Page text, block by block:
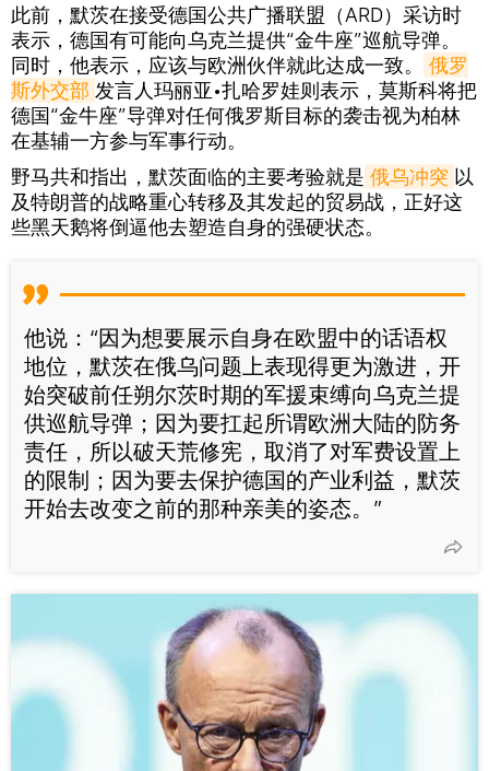
此前，默茨在接受德国公共广播联盟（ARD）采访时
表示，德国有可能向乌克兰提供“金牛座”巡航导弹。
同时，他表示，应该与欧洲伙伴就此达成一致。
俄罗
斯外交部 发言人玛丽亚•扎哈罗娃则表示，莫斯科将把
德国“金牛座”导弹对任何俄罗斯目标的袭击视为柏林
在基辅一方参与军事行动。
野马共和指出，默茨面临的主要考验就是 俄乌冲突 以
及特朗普的战略重心转移及其发起的贸易战，正好这
些黑天鹅将倒逼他去塑造自身的强硬状态。
他说：“因为想要展示自身在欧盟中的话语权
地位，默茨在俄乌问题上表现得更为激进，开
始突破前任朔尔茨时期的军援束缚向乌克兰提
供巡航导弹；因为要扛起所谓欧洲大陆的防务
责任，所以破天荒修宪，取消了对军费设置上
的限制；因为要去保护德国的产业利益，默茨
开始去改变之前的那种亲美的姿态。”